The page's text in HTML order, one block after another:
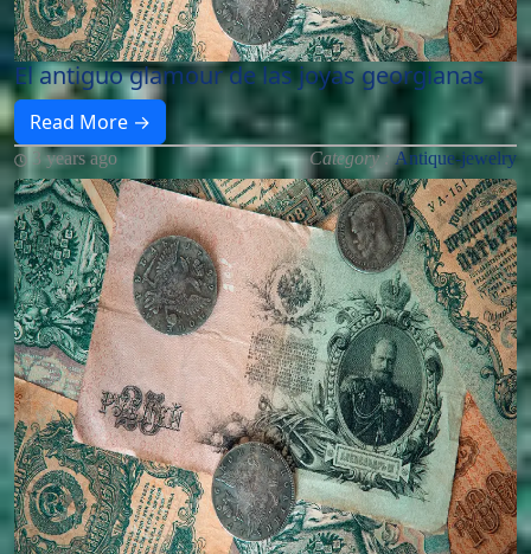
El antiguo glamour de las joyas georgianas
Read More →
3 years ago Category :Antique-jewelry